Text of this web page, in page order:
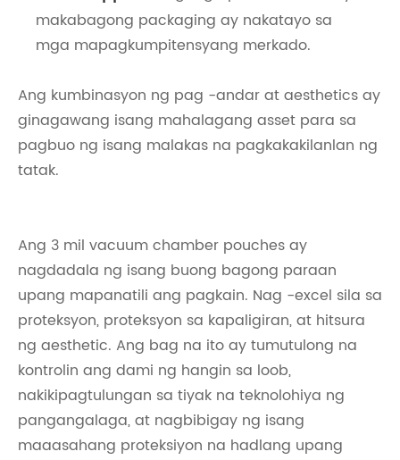
makabagong packaging ay nakatayo sa
mga mapagkumpitensyang merkado.
Ang kumbinasyon ng pag -andar at aesthetics ay
ginagawang isang mahalagang asset para sa
pagbuo ng isang malakas na pagkakakilanlan ng
tatak.
Ang 3 mil vacuum chamber pouches ay
nagdadala ng isang buong bagong paraan
upang mapanatili ang pagkain. Nag -excel sila sa
proteksyon, proteksyon sa kapaligiran, at hitsura
ng aesthetic. Ang bag na ito ay tumutulong na
kontrolin ang dami ng hangin sa loob,
nakikipagtulungan sa tiyak na teknolohiya ng
pangangalaga, at nagbibigay ng isang
maaasahang proteksiyon na hadlang upang